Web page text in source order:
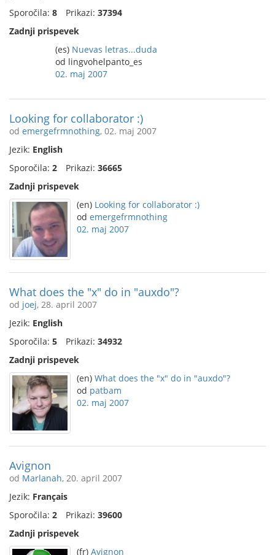
Sporočila: 8 Prikazi: 37394
Zadnji prispevek
(es) Nuevas letras...duda
od lingvohelpanto_es
02. maj 2007
Looking for collaborator :)
od emergefrmnothing, 02. maj 2007
Jezik: English
Sporočila: 2 Prikazi: 36665
Zadnji prispevek
(en) Looking for collaborator :)
od emergefrmnothing
02. maj 2007
What does the "x" do in "auxdo"?
od joej, 28. april 2007
Jezik: English
Sporočila: 5 Prikazi: 34932
Zadnji prispevek
(en) What does the "x" do in "auxdo"?
od patbam
02. maj 2007
Avignon
od Marlanah, 20. april 2007
Jezik: Français
Sporočila: 2 Prikazi: 39600
Zadnji prispevek
(fr) Avignon